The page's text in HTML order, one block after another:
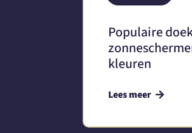
Populaire
kleuren
Lees meer